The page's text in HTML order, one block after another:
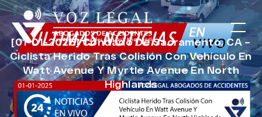
[01-01-2025] Condado De Sacramento, CA –
Ciclista Herido Tras Colisión Con Vehículo En
Watt Avenue Y Myrtle Avenue En North
Highlands